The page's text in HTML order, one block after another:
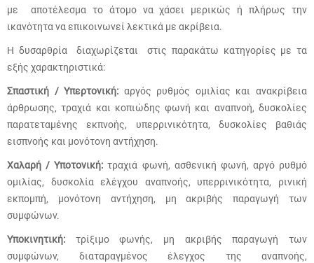
με αποτέλεσμα το άτομο να χάσει μερικώς ή πλήρως την
ικανότητα να επικοινωνεί λεκτικά με ακρίβεια.
Η δυσαρθρία διαχωρίζεται στις παρακάτω κατηγορίες με τα
εξής χαρακτηριστικά:
Σπαστική / Υπερτονική: αργός ρυθμός ομιλίας και ανακρίβεια
άρθρωσης, τραχιά και κοπιώδης φωνή και αναπνοή, δυσκολίες
παρατεταμένης εκπνοής, υπερρινικότητα, δυσκολίες βαθιάς
εισπνοής και μονότονη αντήχηση.
Χαλαρή / Υποτονική: τραχιά φωνή, ασθενική φωνή, αργό ρυθμό
ομιλίας, δυσκολία ελέγχου αναπνοής, υπερρινικότητα, ρινική
εκπομπή, μονότονη αντήχηση, μη ακριβής παραγωγή των
συμφώνων.
Υποκινητική: τρίξιμο φωνής, μη ακριβής παραγωγή των
συμφώνων, διαταραγμένος έλεγχος της αναπνοής,